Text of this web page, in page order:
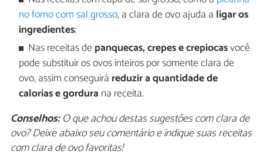
no forno com sal grosso, a clara de ovo ajuda a ligar os
ingredientes;
Nas receitas de panquecas, crepes e crepiocasvocê
pode substituir os ovos inteiros por somente clara de
ovo, assim conseguirá reduzir a quantidade de
calorias e gordura na receita.
Conselhos:O que achou destas sugestões com clara de
ovo? Deixe abaixo seu comentário e indique suas receitas
com clara de ovo favoritas!